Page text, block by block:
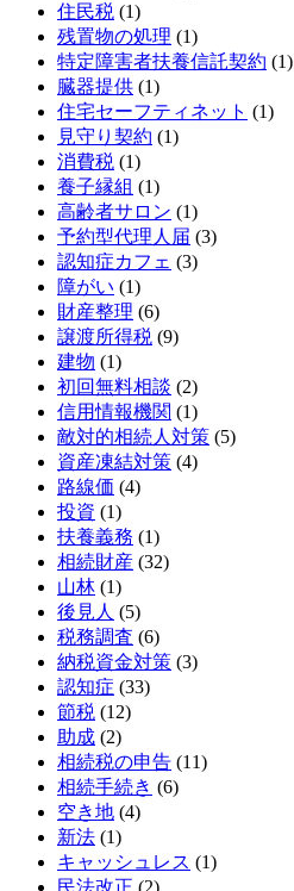
住民税 (1)
残置物の処理 (1)
特定障害者扶養信託契約 (1)
臓器提供 (1)
住宅セーフティネット (1)
見守り契約 (1)
消費税 (1)
養子縁組 (1)
高齢者サロン (1)
予約型代理人届 (3)
認知症カフェ (3)
障がい (1)
財産整理 (6)
譲渡所得税 (9)
建物 (1)
初回無料相談 (2)
信用情報機関 (1)
敵対的相続人対策 (5)
資産凍結対策 (4)
路線価 (4)
投資 (1)
扶養義務 (1)
相続財産 (32)
山林 (1)
後見人 (5)
税務調査 (6)
納税資金対策 (3)
認知症 (33)
節税 (12)
助成 (2)
相続税の申告 (11)
相続手続き (6)
空き地 (4)
新法 (1)
キャッシュレス (1)